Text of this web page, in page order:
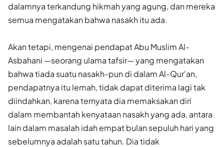
dalamnya terkandung hikmah yang agung, dan mereka
semua mengatakan bahwa nasakh itu ada.
Akan tetapi, mengenai pendapat Abu Muslim Al-
Asbahani —seorang ulama tafsir— yang mengatakan
bahwa tiada suatu nasakh-pun di dalam Al-Qur'an,
pendapatnya itu lemah, tidak dapat diterima lagi tak
diindahkan, karena ternyata dia memaksakan diri
dalam membantah kenyataan nasakh yang ada, antara
lain dalam masalah idah empat bulan sepuluh hari yang
sebelumnya adalah satu tahun. Dia tidak